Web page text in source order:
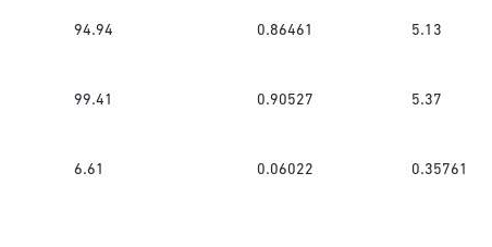
94.94 0.86461 5.13
99.41 0.90527 5.37
6.61 0.06022 0.35761